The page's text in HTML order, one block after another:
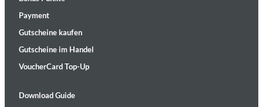
Payment
Gutscheine kaufen
Gutscheine im Handel
VoucherCard Top-Up
Download Guide